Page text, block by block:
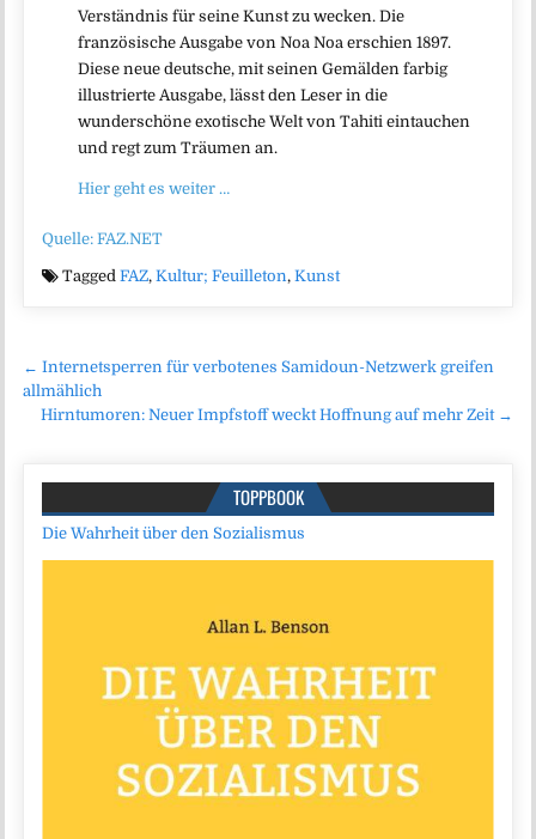
Verständnis für seine Kunst zu wecken. Die
französische Ausgabe von Noa Noa erschien 1897.
Diese neue deutsche, mit seinen Gemälden farbig
illustrierte Ausgabe, lässt den Leser in die
wunderschöne exotische Welt von Tahiti eintauchen
und regt zum Träumen an.
Hier geht es weiter …
Quelle: FAZ.NET
TaggedFAZ,Kultur; Feuilleton,Kunst
Beitragsnavigation
← Internetsperren für verbotenes Samidoun-Netzwerk greifen
allmählich
Hirntumoren: Neuer Impfstoff weckt Hoffnung auf mehr Zeit →
TOPPBOOK
Die Wahrheit über den Sozialismus